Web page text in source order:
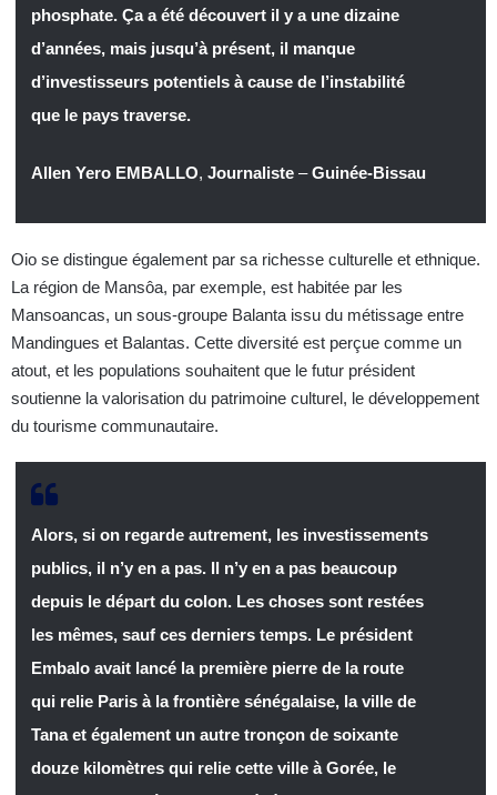
phosphate. Ça a été découvert il y a une dizaine
d’années, mais jusqu’à présent, il manque
d’investisseurs potentiels à cause de l’instabilité
que le pays traverse.
Allen Yero EMBALLO, Journaliste–Guinée-Bissau
Oio se distingue également par sa richesse culturelle et ethnique.
La région de Mansôa, par exemple, est habitée par les
Mansoancas, un sous-groupe Balanta issu du métissage entre
Mandingues et Balantas. Cette diversité est perçue comme un
atout, et les populations souhaitent que le futur président
soutienne la valorisation du patrimoine culturel, le développement
du tourisme communautaire.
Alors, si on regarde autrement, les investissements
publics, il n’y en a pas. Il n’y en a pas beaucoup
depuis le départ du colon. Les choses sont restées
les mêmes, sauf ces derniers temps. Le président
Embalo avait lancé la première pierre de la route
qui relie Paris à la frontière sénégalaise, la ville de
Tana et également un autre tronçon de soixante
douze kilomètres qui relie cette ville à Gorée, le